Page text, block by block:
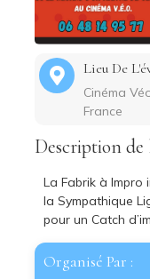
Lieu De
Cinéma
France
Description
La Fabrik à Impro
la Sympathique
pour un Catch
Organisé Par :